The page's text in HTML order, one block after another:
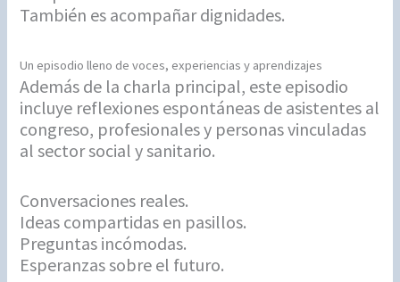
También es acompañar dignidades.
Un episodio lleno de voces, experiencias y aprendizajes
Además de la charla principal, este episodio
incluye reflexiones espontáneas de asistentes al
congreso, profesionales y personas vinculadas
al sector social y sanitario.
Conversaciones reales.
Ideas compartidas en pasillos.
Preguntas incómodas.
Esperanzas sobre el futuro.